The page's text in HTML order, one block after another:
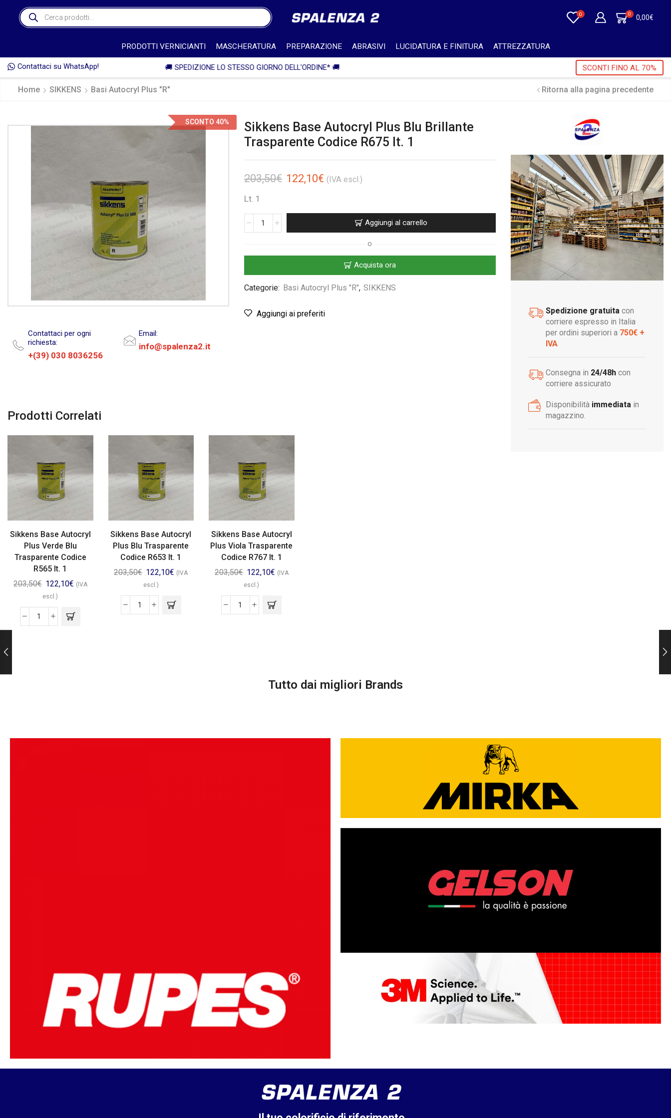
0 0 0,00€
PRODOTTI VERNICIANTI MASCHERATURA PREPARAZIONE ABRASIVI LUCIDATURA E FINITURA ATTREZZATURA
Contattaci su WhatsApp!
🚚 🎁 SPEDIZIONE IN ITALIA GRATUITA PER ORDINI SUPERIORI A 750€ + IVA 🎁 SCONTI FINO AL 70%
Home SIKKENS Basi Autocryl Plus "R" Ritorna alla pagina precedente
SCONTO 40%
Contattaci per ogni
richiesta:
+(39) 030 8036256
Email:
info@spalenza2.it
Sikkens Base Autocryl Plus Blu Brillante
Trasparente Codice R675 lt. 1
203,50€ 122,10€ (IVA escl.)
Lt. 1
Aggiungi al carrello
O
Acquista ora
Categorie: Basi Autocryl Plus "R", SIKKENS
Aggiungi ai preferiti
Prodotti Correlati
Sikkens Base Autocryl
Plus Verde Blu
Trasparente Codice
R565 lt. 1
203,50€ 122,10€ (IVA
escl.)
Sikkens Base Autocryl
Plus Blu Trasparente
Codice R653 lt. 1
203,50€ 122,10€ (IVA
escl.)
Sikkens Base Autocryl
Plus Viola Trasparente
Codice R767 lt. 1
203,50€ 122,10€ (IVA
escl.)
Spedizione gratuita con
corriere espresso in Italia
per ordini superiori a 750€ +
IVA
Consegna in 24/48h con
corriere assicurato
Disponibilità immediata in
magazzino.
Tutto dai migliori Brands